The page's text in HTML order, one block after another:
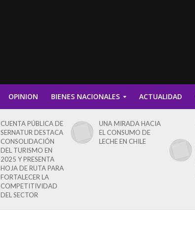
OPINION BIENES NACIONALES ACTUALIDAD
CUENTA PÚBLICA DE
SERNATUR DESTACA
CONSOLIDACIÓN
DEL TURISMO EN
2025 Y PRESENTA
HOJA DE RUTA PARA
FORTALECER LA
COMPETITIVIDAD
DEL SECTOR
UNA MIRADA HACIA
EL CONSUMO DE
LECHE EN CHILE